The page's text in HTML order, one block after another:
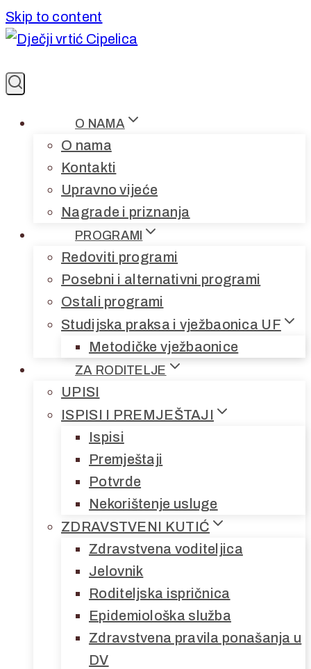
Skip to content
O NAMA
O nama
Kontakti
Upravno vijeće
Nagrade i priznanja
PROGRAMI
Redoviti programi
Posebni i alternativni programi
Ostali programi
Studijska praksa i vježbaonica UF
Metodičke vježbaonice
ZA RODITELJE
UPISI
ISPISI I PREMJEŠTAJI
Ispisi
Premještaji
Potvrde
Nekorištenje usluge
ZDRAVSTVENI KUTIĆ
Zdravstvena voditeljica
Jelovnik
Roditeljska ispričnica
Epidemiološka služba
Zdravstvena pravila ponašanja u
DV